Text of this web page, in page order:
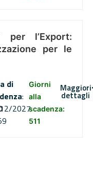
per l’Export:
per le
di
:
2027
Giorni
alla
scadenza:
511
Maggiori
dettagli